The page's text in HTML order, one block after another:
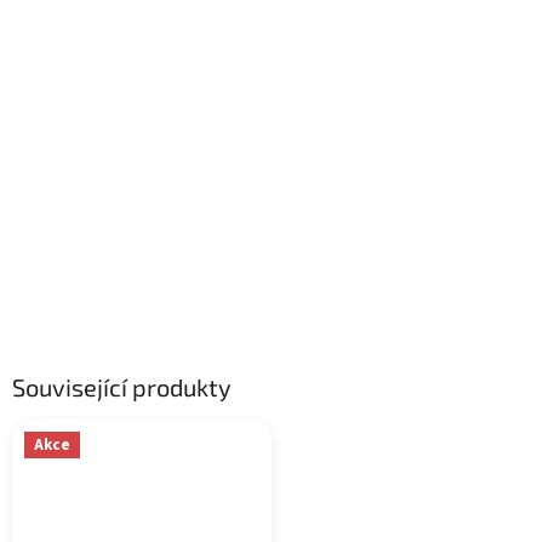
Související produkty
Akce